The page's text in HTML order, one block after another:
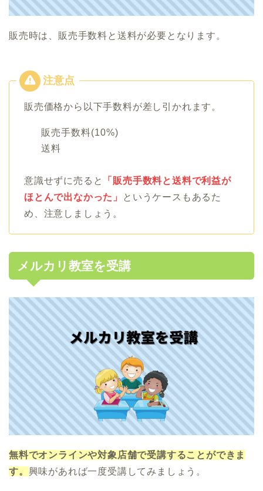
販売時は、販売手数料と送料が必要となります。
販売価格から以下手数料が差し引かれます。
販売手数料(10%)
送料
意識せずに売ると
「販売手数料と送料で利益が
ほとんで出なかった」
というケースもあるた
め、注意しましょう。
メルカリ教室を受講
無料でオンラインや対象店舗で受講することができま
す。 興味があれば一度受講してみましょう。